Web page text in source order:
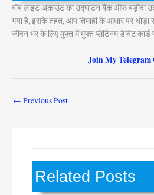
बॉब लाइट अकाउंट का उद्घाटन बैंक ऑफ बड़ौदा
गया है, इसके तहत, आप तिमाही के आधार पर
जीवन भर के लिए मुफ्त में मुफ्त प्लैटिनम डेबिट
Join My
← Previous Post
Related Posts